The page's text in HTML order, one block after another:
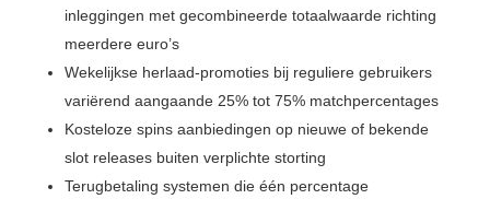
inleggingen met gecombineerde totaalwaarde richting
meerdere euro’s
Wekelijkse herlaad-promoties bij reguliere gebruikers
variërend aangaande 25% tot 75% matchpercentages
Kosteloze spins aanbiedingen op nieuwe of bekende
slot releases buiten verplichte storting
Terugbetaling systemen die één percentage